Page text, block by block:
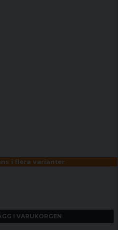
i flera varianter
I VARUKORGEN